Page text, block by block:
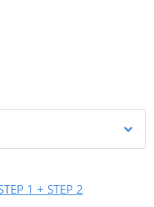
1 + STEP 2